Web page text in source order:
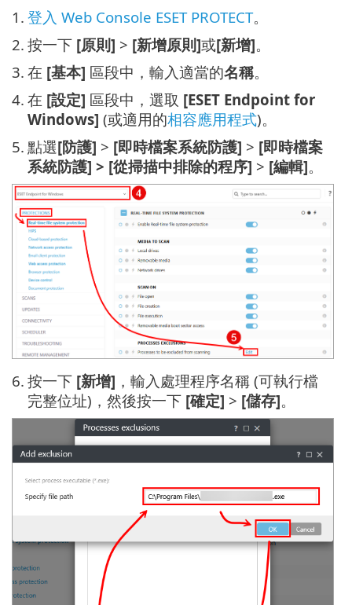
1. 登入 Web Console ESET PROTECT。
2. 按一下 [原則] > [新增原則]或[新增]。
3. 在 [基本] 區段中，輸入適當的名稱。
4. 在 [設定] 區段中，選取 [ESET Endpoint for
Windows] (或適用的相容應用程式)。
5. 點選[防護] > [即時檔案系統防護] > [即時檔案
系統防護] > [從掃描中排除的程序] > [編輯]。
6. 按一下 [新增] ，輸入處理程序名稱 (可執行檔
完整位址)，然後按一下 [確定] > [儲存]。